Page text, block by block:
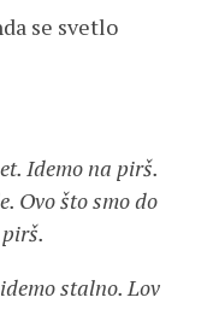
se svetlo
Idemo na pirš.
Ovo što smo do
stalno. Lov